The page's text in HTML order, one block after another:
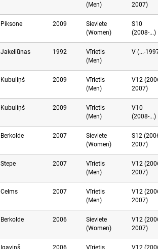
(Men)
2007)
Piksone 2009
Sieviete
(Women)
S10
(2008-...)
Jakeliūnas 1992
Vīrietis
(Men)
V (...-
Kubuliņš 2009
Vīrietis
(Men)
V12
2007)
Kubuliņš 2009
Vīrietis
(Men)
V10
(2008-...)
Berkolde 2007
Sieviete
(Women)
S12
2007)
Stepe 2007
Vīrietis
(Men)
V12
2007)
Celms 2007
Vīrietis
(Men)
V12
2007)
Berkolde 2006
Sieviete
(Women)
V12
2007)
Igaviņš 2006 Vīrietis V12